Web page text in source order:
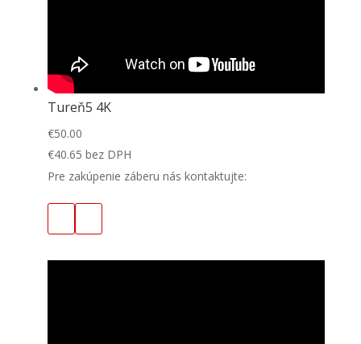
Tureň5 4K
€50.00
€40.65 bez DPH
Pre zakúpenie záberu nás kontaktujte: